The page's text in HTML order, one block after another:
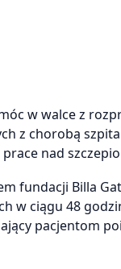
w walce z
z chorobą
nad
fundacji Billa
w ciągu 48
pacjentom